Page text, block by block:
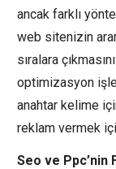
ancak farklı
web sitenizin
sıralara
optimizasyon
anahtar kelime
reklam vermek
Seo ve Ppc’nin